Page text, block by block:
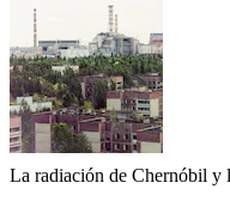
La radiación de Chernóbil y